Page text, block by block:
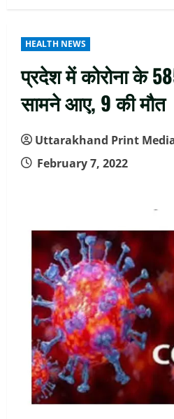
HEALTH NEWS
प्रदेश में कोरोना के
सामने आए, 9 की मौत
Uttarakhand Print
February 7, 2022